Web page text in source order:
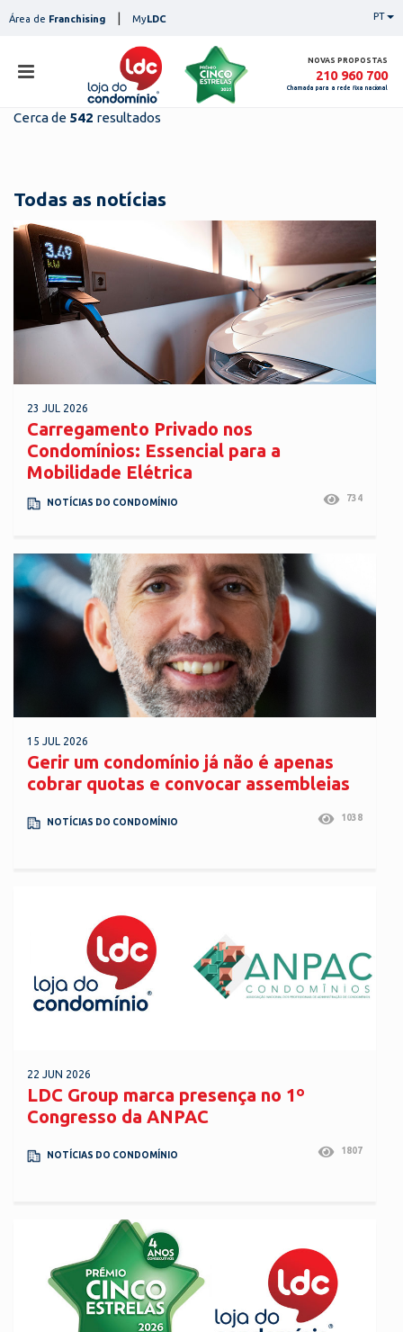
toÁrea de Franchising MyLDC PT
NOVAS PROPOSTAS
210 960 700
Chamada para a rede fixa nacional
notícias
contactos
Cerca de 542 resultados
Todas as notícias
23 JUL 2026
Carregamento Privado nos
Condomínios: Essencial para a
Mobilidade Elétrica
NOTÍCIAS DO CONDOMÍNIO 734
15 JUL 2026
Gerir um condomínio já não é apenas
cobrar quotas e convocar assembleias
NOTÍCIAS DO CONDOMÍNIO 1038
22 JUN 2026
LDC Group marca presença no 1º
Congresso da ANPAC
NOTÍCIAS DO CONDOMÍNIO 1807